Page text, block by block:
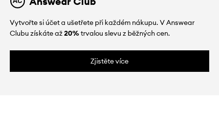
Vytvořte si účet a ušetřete při každém nákupu. V Answear
Clubu získáte až20%trvalou slevu z běžných cen.
Zjistěte více